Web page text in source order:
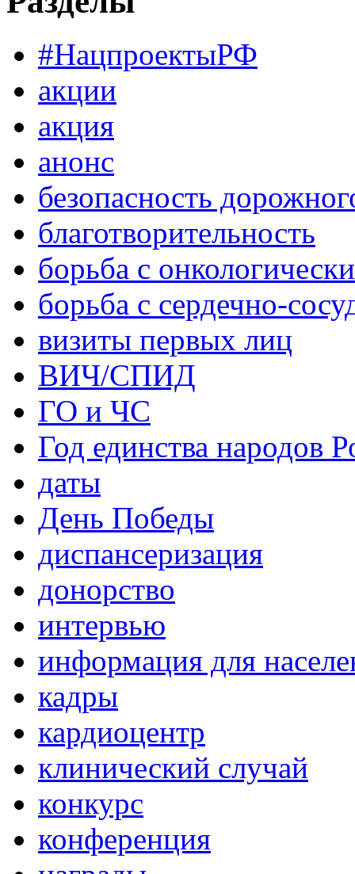
#НацпроектыРФ
акции
акция
анонс
безопасность
благотворительность
борьба с
борьба с сердечно-
визиты первых лиц
ВИЧ/СПИД
ГО и ЧС
Год единства народов
даты
День Победы
диспансеризация
донорство
интервью
информация для
кадры
кардиоцентр
клинический случай
конкурс
конференция